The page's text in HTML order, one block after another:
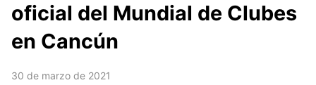
oficial del Mundial de Clubes
en Cancún
30 de marzo de 2021